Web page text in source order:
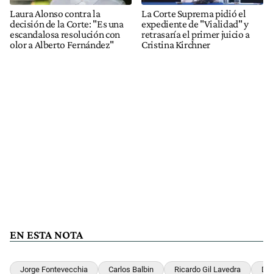
Laura Alonso contra la
decisión de la Corte: "Es una
escandalosa resolución con
olor a Alberto Fernández"
La Corte Suprema pidió el
expediente de "Vialidad" y
retrasaría el primer juicio a
Cristina Kirchner
EN ESTA NOTA
Jorge Fontevecchia Carlos Balbin Ricardo Gil Lavedra